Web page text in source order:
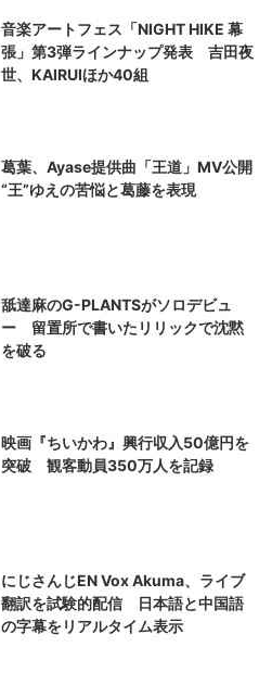
音楽アートフェス「NIGHT HIKE 幕
張」第3弾ラインナップ発表 吉田夜
世、KAIRUIほか40組
葛葉、Ayase提供曲「王道」MV公開
“王”ゆえの苦悩と葛藤を表現
舐達麻のG-PLANTSがソロデビュ
ー 留置所で書いたリリックで沈黙
を破る
映画『ちいかわ』興行収入50億円を
突破 観客動員350万人を記録
にじさんじEN Vox Akuma、ライブ
翻訳を試験的配信 日本語と中国語
の字幕をリアルタイム表示